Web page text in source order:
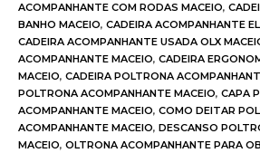
ACOMPANHANTE COM RODAS MACEIO,
BANHO MACEIO, CADEIRA ACOMPANHANTE
CADEIRA ACOMPANHANTE USADA OLX
ACOMPANHANTE MACEIO, CADEIRA
MACEIO, CADEIRA POLTRONA
POLTRONA ACOMPANHANTE MACEIO, CAPA
ACOMPANHANTE MACEIO, COMO DEITAR
ACOMPANHANTE MACEIO, DESCANSO
MACEIO, OLTRONA ACOMPANHANTE PARA